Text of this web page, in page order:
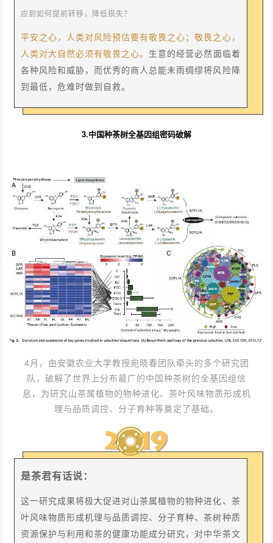
应到如何提前转移，降低损失？
平安之心，人类对风险预估要有敬畏之心；敬畏之心，
人类对大自然必须有敬畏之心。 生意的经营必然面临着
各种风险和威胁，而优秀的商人总能未雨绸缪将风险降
到最低，危难时做到自救。
3.中国种茶树全基因组密码破解
4月，由安徽农业大学教授宛晓春团队牵头的多个研究团
队，破解了世界上分布最广的中国种茶树的全基因组信
息，为研究山茶属植物的物种进化、茶叶风味物质形成机
理与品质调控、分子育种等奠定了基础。
是茶君有话说：
这一研究成果将极大促进对山茶属植物的物种进化、茶
叶风味物质形成机理与品质调控、分子育种、茶树种质
资源保护与利用和茶的健康功能成分研究，对中华茶文